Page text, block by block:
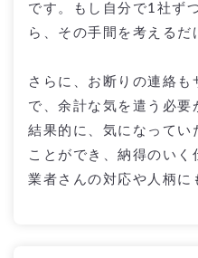
です。もし自分で1社ず
ら、その手間を考えるだ
さらに、お断りの連絡
で、余計な気を遣う必要
結果的に、気になってい
ことができ、納得のいく
業者さんの対応や人柄に